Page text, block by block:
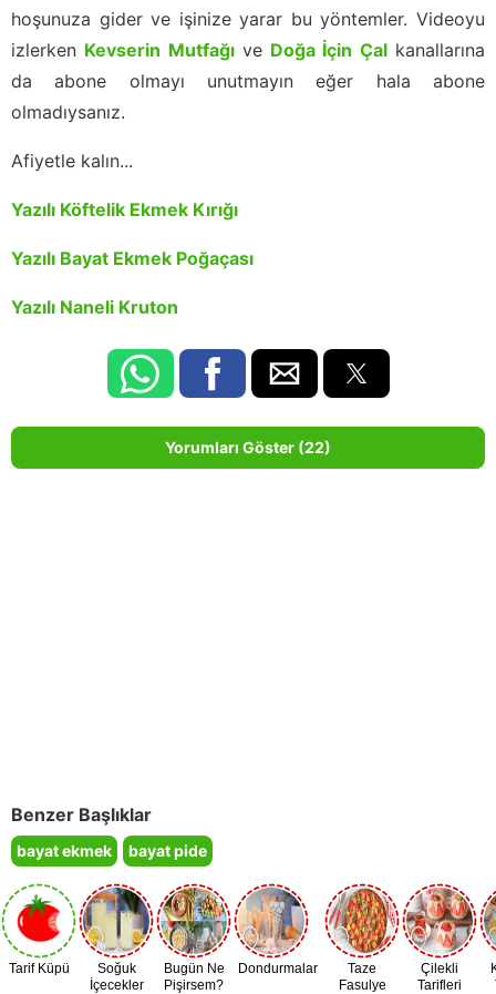
hoşunuza gider ve işinize yarar bu yöntemler. Videoyu
izlerken Kevserin Mutfağıve Doğa İçin Çalkanallarına
da abone olmayı unutmayın eğer hala abone
olmadıysanız.
Afiyetle kalın...
Yazılı Köftelik Ekmek Kırığı
Yazılı Bayat Ekmek Poğaçası
Yazılı Naneli Kruton
Yorumları Göster (22)
Benzer Başlıklar
bayat ekmek bayat pide
Tarif Küpü
Soğuk
İçecekler
Bugün Ne
Pişirsem?
Dondurmalar
Taze
Fasulye
Çilekli
Tarifleri